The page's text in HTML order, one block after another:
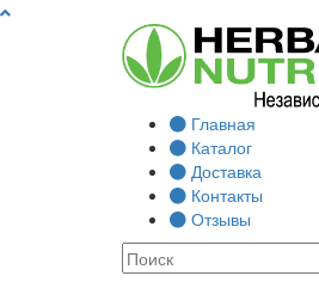
Главная
Каталог
Доставка
Контакты
Отзывы